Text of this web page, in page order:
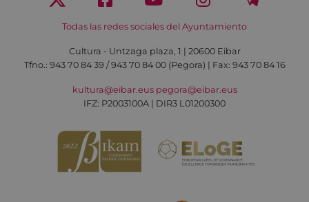
Todas las redes sociales del Ayuntamiento
Cultura - Untzaga plaza, 1 | 20600 Eibar
Tfno.: 943 70 84 39 / 943 70 84 00 (Pegora) | Fax: 943 70 84 16
kultura@eibar.eus pegora@eibar.eus
IFZ: P2003100A | DIR3 L01200300